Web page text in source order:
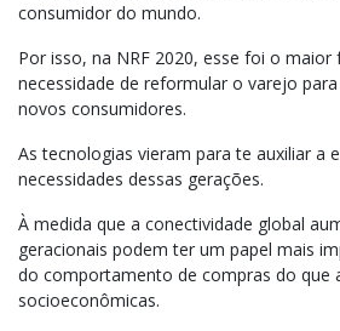
consumidor do mundo.
Por isso, na NRF 2020, esse foi o maior
necessidade de reformular o varejo
novos consumidores.
As tecnologias vieram para te auxiliar a
necessidades dessas gerações.
À medida que a conectividade global
geracionais podem ter um papel mais
do comportamento de compras do que
socioeconômicas.